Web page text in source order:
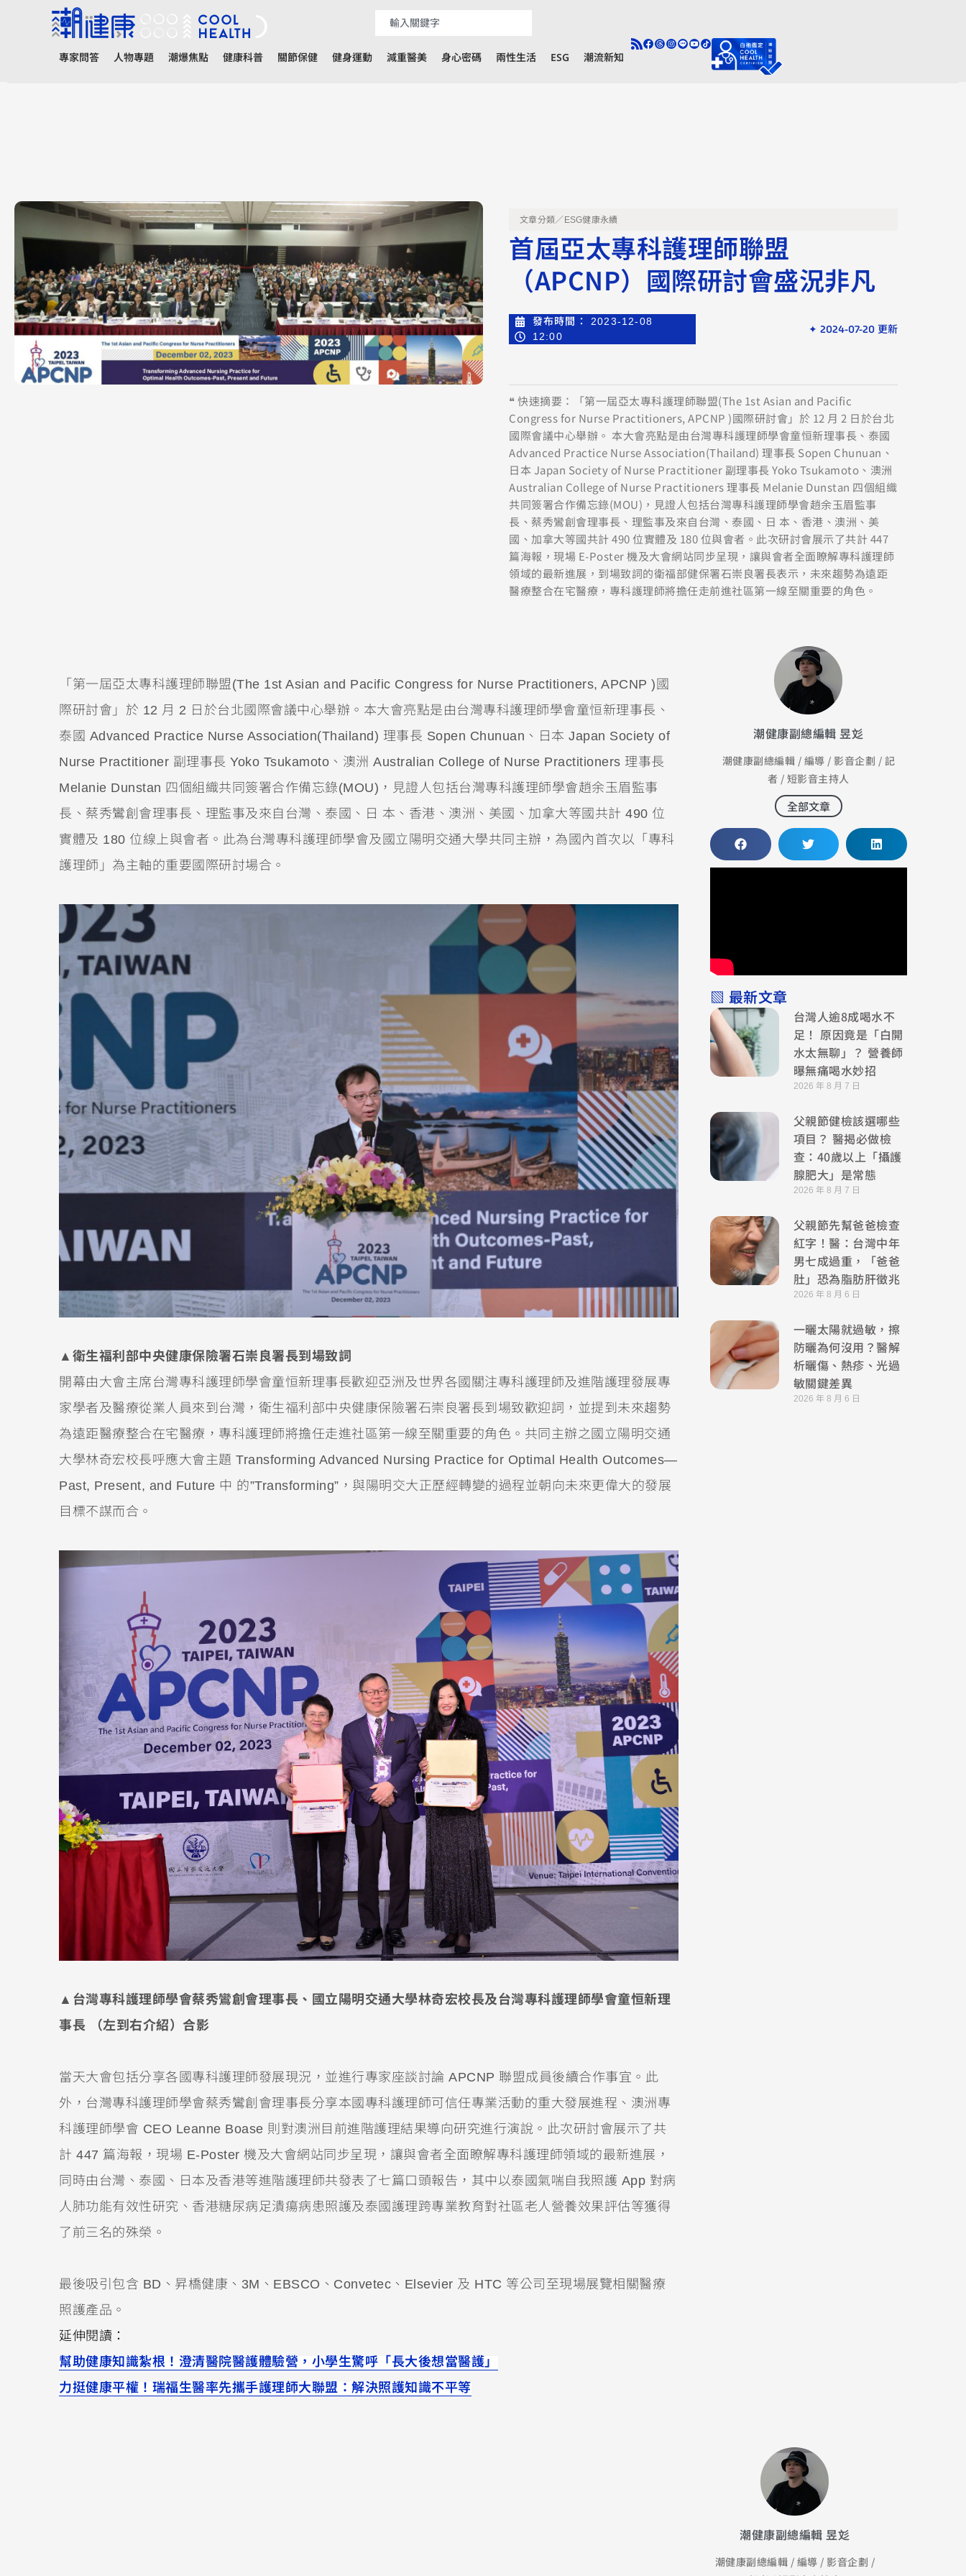
專家問答 人物專題 潮爆焦點 健康科普 關節保健 健身運動 減重醫美 身心密碼 兩性生活 ESG 潮流新知
文章分類／ ESG健康永續
首屆亞太專科護理師聯盟
（APCNP）國際研討會盛況非凡
發布時間：
2023-12-08
12:00
✦ 2024-07-20 更新
❝ 快速摘要：「第一屆亞太專科護理師聯盟(The 1st Asian and Pacific
Congress for Nurse Practitioners, APCNP )國際研討會」於 12 月 2 日於台北
國際會議中心舉辦。 本大會亮點是由台灣專科護理師學會童恒新理事長、泰國
Advanced Practice Nurse Association(Thailand) 理事長 Sopen Chunuan、
日本 Japan Society of Nurse Practitioner 副理事長 Yoko Tsukamoto、澳洲
Australian College of Nurse Practitioners 理事長 Melanie Dunstan 四個組織
共同簽署合作備忘錄(MOU)，見證人包括台灣專科護理師學會趙余玉眉監事
長、蔡秀鸞創會理事長、理監事及來自台灣、泰國、日 本、香港、澳洲、美
國、加拿大等國共計 490 位實體及 180 位與會者。此次研討會展示了共計 447
篇海報，現場 E-Poster 機及大會網站同步呈現，讓與會者全面瞭解專科護理師
領域的最新進展，到場致詞的衛福部健保署石崇良署長表示，未來趨勢為遠距
醫療整合在宅醫療，專科護理師將擔任走前進社區第一線至關重要的角色。
「第一屆亞太專科護理師聯盟(The 1st Asian and Pacific Congress for Nurse Practitioners, APCNP )國
際研討會」於 12 月 2 日於台北國際會議中心舉辦。 本大會亮點是由台灣專科護理師學會童恒新理事長、
泰國 Advanced Practice Nurse Association(Thailand) 理事長 Sopen Chunuan、日本 Japan Society of
Nurse Practitioner 副理事長 Yoko Tsukamoto、澳洲 Australian College of Nurse Practitioners 理事長
Melanie Dunstan 四個組織共同簽署合作備忘錄(MOU)，見證人包括台灣專科護理師學會趙余玉眉監事
長、蔡秀鸞創會理事長、理監事及來自台灣、泰國、日 本、香港、澳洲、美國、加拿大等國共計 490 位
實體及 180 位線上與會者。此為台灣專科護理師學會及國立陽明交通大學共同主辦，為國內首次以「專科
護理師」為主軸的重要國際研討場合。
▲衛生福利部中央健康保險署石崇良署長到場致詞
開幕由大會主席台灣專科護理師學會童恒新理事長歡迎亞洲及世界各國關注專科護理師及進階護理發展專
家學者及醫療從業人員來到台灣，衛生福利部中央健康保險署石崇良署長到場致歡迎詞，並提到未來趨勢
為遠距醫療整合在宅醫療，專科護理師將擔任走進社區第一線至關重要的角色。共同主辦之國立陽明交通
大學林奇宏校長呼應大會主題 Transforming Advanced Nursing Practice for Optimal Health Outcomes—
Past, Present, and Future 中 的”Transforming”，與陽明交大正歷經轉變的過程並朝向未來更偉大的發展
目標不謀而合。
▲台灣專科護理師學會蔡秀鸞創會理事長、國立陽明交通大學林奇宏校長及台灣專科護理師學會童恒新理
事長 （左到右介紹）合影
當天大會包括分享各國專科護理師發展現況，並進行專家座談討論 APCNP 聯盟成員後續合作事宜。此
外，台灣專科護理師學會蔡秀鸞創會理事長分享本國專科護理師可信任專業活動的重大發展進程、澳洲專
科護理師學會 CEO Leanne Boase 則對澳洲目前進階護理結果導向研究進行演說。此次研討會展示了共
計 447 篇海報，現場 E-Poster 機及大會網站同步呈現，讓與會者全面瞭解專科護理師領域的最新進展，
同時由台灣、泰國、日本及香港等進階護理師共發表了七篇口頭報告，其中以泰國氣喘自我照護 App 對病
人肺功能有效性研究、香港糖尿病足潰瘍病患照護及泰國護理跨專業教育對社區老人營養效果評估等獲得
了前三名的殊榮。
最後吸引包含 BD、昇橋健康、3M、EBSCO、Convetec、Elsevier 及 HTC 等公司至現場展覽相關醫療
照護產品。
延伸閱讀：
幫助健康知識紮根！澄清醫院醫護體驗營，小學生驚呼「長大後想當醫護」
力挺健康平權！瑞福生醫率先攜手護理師大聯盟：解決照護知識不平等
潮健康副總編輯 昱彣
潮健康副總編輯 / 編導 / 影音企劃 / 記
者 / 短影音主持人
全部文章
▧ 最新文章
台灣人逾8成喝水不
足！ 原因竟是「白開
水太無聊」？ 營養師
曝無痛喝水妙招
2026 年 8 月 7 日
父親節健檢該選哪些
項目？ 醫揭必做檢
查：40歲以上「攝護
腺肥大」是常態
2026 年 8 月 7 日
父親節先幫爸爸檢查
紅字！醫：台灣中年
男七成過重，「爸爸
肚」恐為脂肪肝徵兆
2026 年 8 月 6 日
一曬太陽就過敏，擦
防曬為何沒用？醫解
析曬傷、熱疹、光過
敏關鍵差異
2026 年 8 月 6 日
潮健康副總編輯 昱彣
潮健康副總編輯 / 編導 / 影音企劃 /